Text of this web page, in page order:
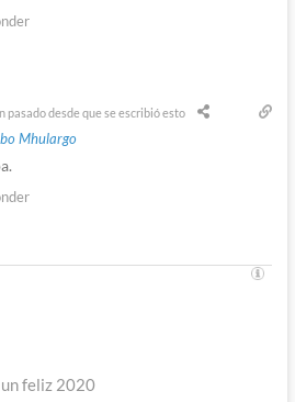
pasado desde que se escribió esto
Mhulargo
feliz 2020